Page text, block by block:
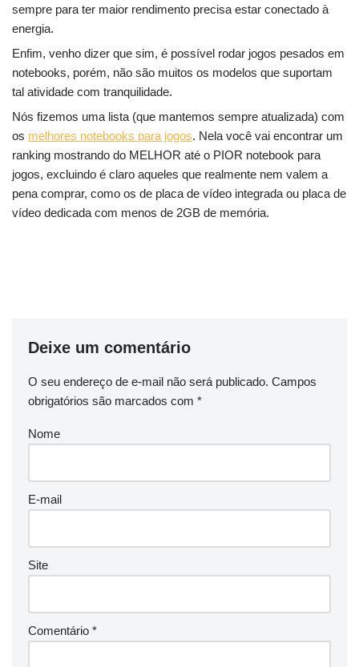
sempre para ter maior rendimento precisa estar conectado à
energia.
Enfim, venho dizer que sim, é possível rodar jogos pesados em
notebooks, porém, não são muitos os modelos que suportam
tal atividade com tranquilidade.
Nós fizemos uma lista (que mantemos sempre atualizada) com
os melhores notebooks para jogos. Nela você vai encontrar um
ranking mostrando do MELHOR até o PIOR notebook para
jogos, excluindo é claro aqueles que realmente nem valem a
pena comprar, como os de placa de vídeo integrada ou placa de
vídeo dedicada com menos de 2GB de memória.
Deixe um comentário
O seu endereço de e-mail não será publicado. Campos
obrigatórios são marcados com *
Nome
E-mail
Site
Comentário *